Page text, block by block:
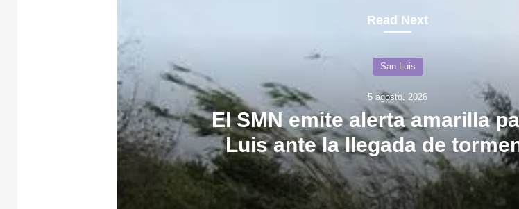
Read Next
San Luis
5 agosto, 2026
El SMN emite alerta amarilla
Luis ante la llegada de
vientos intensos